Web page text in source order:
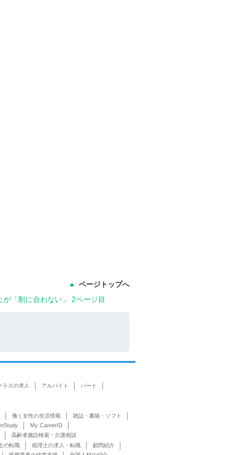
ページトップへ
「割に合わない」 2ページ目
ラスの求人 アルバイト
パート
働く女性の生活情報
雑誌・書籍・ソフト
My CareerID
高齢者施設検索・介護相談
の転職 税理士の求人・転職
顧問紹介